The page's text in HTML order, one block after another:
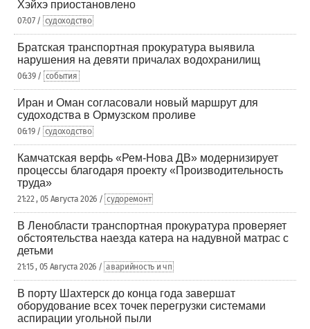
Хэйхэ приостановлено
07:07 / судоходство
Братская транспортная прокуратура выявила
нарушения на девяти причалах водохранилищ
06:39 / события
Иран и Оман согласовали новый маршрут для
судоходства в Ормузском проливе
06:19 / судоходство
Камчатская верфь «Рем-Нова ДВ» модернизирует
процессы благодаря проекту «Производительность
труда»
21:22 , 05 Августа 2026 / судоремонт
В Ленобласти транспортная прокуратура проверяет
обстоятельства наезда катера на надувной матрас с
детьми
21:15 , 05 Августа 2026 / аварийность и чп
В порту Шахтерск до конца года завершат
оборудование всех точек перегрузки системами
аспирации угольной пыли